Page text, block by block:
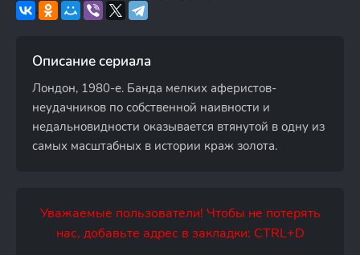
Описание сериала
Лондон, 1980-е. Банда мелких аферистов-
неудачников по собственной наивности и
недальновидности оказывается втянутой в одну из
самых масштабных в истории краж золота.
Уважаемые пользователи! Чтобы не потерять
нас, добавьте адрес в закладки: CTRL+D